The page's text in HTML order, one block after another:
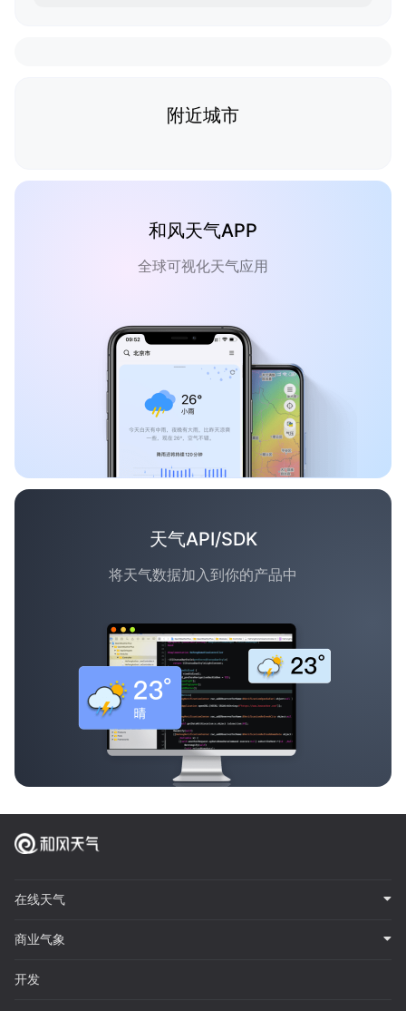
附近城市
和风天气APP
全球可视化天气应用
天气API/SDK
将天气数据加入到你的产品中
在线天气
商业气象
开发